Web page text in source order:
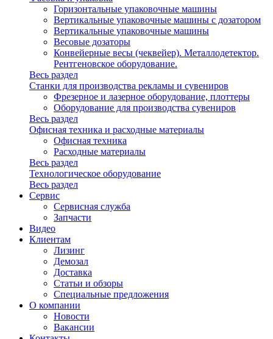
Горизонтальные упаковочные машины
Вертикальные упаковочные машины с дозатором
Вертикальные упаковочные машины
Весовые дозаторы
Конвейерные весы (чеквейер). Металлодетектор.
Рентгеновское оборудование.
Весь раздел
Станки для производства рекламы и сувениров
Фрезерное и лазерное оборудование, плоттеры
Оборудование для производства сувениров
Весь раздел
Офисная техника и расходные материалы
Офисная техника
Расходные материалы
Весь раздел
Технологическое оборудование
Весь раздел
Сервис
Сервисная служба
Запчасти
Видео
Клиентам
Лизинг
Демозал
Доставка
Статьи и обзоры
Специальные предложения
О компании
Новости
Вакансии